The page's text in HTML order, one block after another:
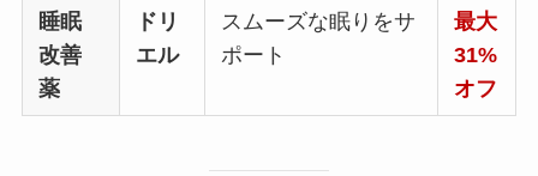
睡眠
改善
薬
ドリ
エル
スムーズな眠りをサ
ポート
最大
31%
オフ